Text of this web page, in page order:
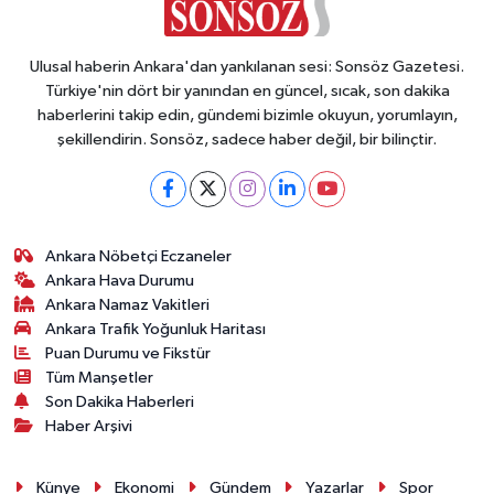
Ulusal haberin Ankara'dan yankılanan sesi: Sonsöz Gazetesi.
Türkiye'nin dört bir yanından en güncel, sıcak, son dakika
haberlerini takip edin, gündemi bizimle okuyun, yorumlayın,
şekillendirin. Sonsöz, sadece haber değil, bir bilinçtir.
Ankara Nöbetçi Eczaneler
Ankara Hava Durumu
Ankara Namaz Vakitleri
Ankara Trafik Yoğunluk Haritası
Puan Durumu ve Fikstür
Tüm Manşetler
Son Dakika Haberleri
Haber Arşivi
Künye Ekonomi Gündem Yazarlar Spor